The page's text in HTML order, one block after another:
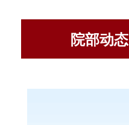
院部动态